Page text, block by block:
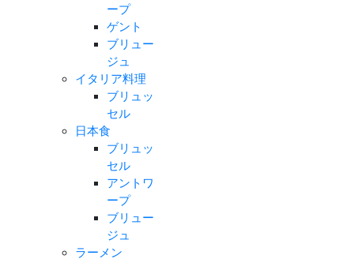
ープ
ゲント
ブリュー
ジュ
イタリア料理
ブリュッ
セル
日本食
ブリュッ
セル
アントワ
ープ
ブリュー
ジュ
ラーメン